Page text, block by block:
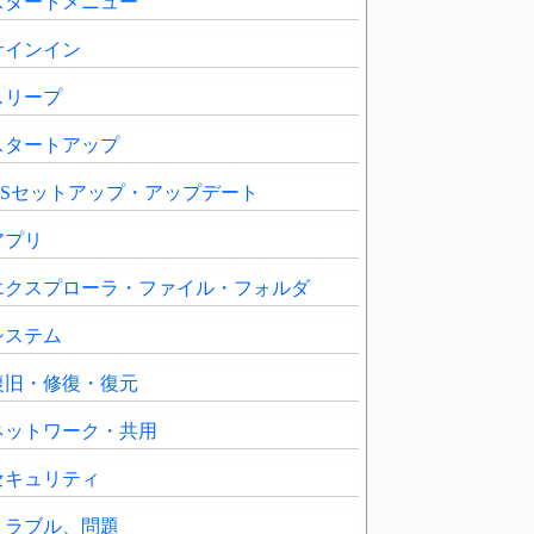
インイン
リープ
タートアップ
セットアップ・アップデート
リ
クスプローラ・ファイル・フォルダ
ステム
旧・修復・復元
ットワーク・共用
キュリティ
ラブル、問題